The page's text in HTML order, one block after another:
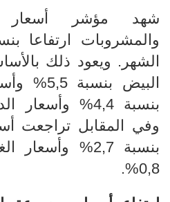
شهد مؤشر أسعار
والمشروبات ارتفاعا
الشهر. ويعود ذلك
البيض
وفي المقابل تراجعت
بنسبة 2,7% وأسعار
0,8%.